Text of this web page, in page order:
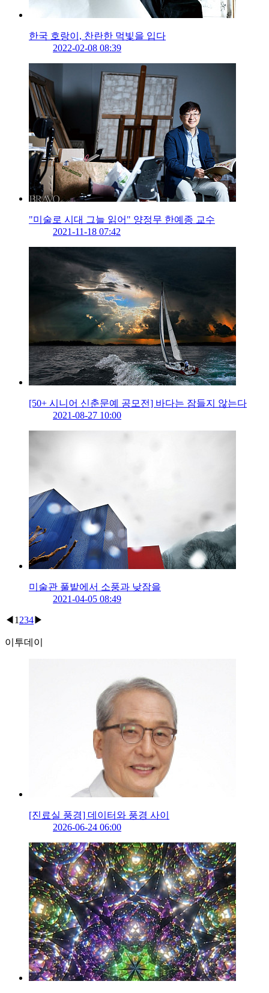
한국 호랑이, 찬란한 먹빛을 입다
2022-02-08 08:39
"미술로 시대 그늘 읽어" 양정무 한예종 교수
2021-11-18 07:42
[50+ 시니어 신춘문예 공모전] 바다는 잠들지 않는다
2021-08-27 10:00
미술관 풀밭에서 소풍과 낮잠을
2021-04-05 08:49
◀ 1 234▶
이투데이
[진료실 풍경] 데이터와 풍경 사이
2026-06-24 06:00